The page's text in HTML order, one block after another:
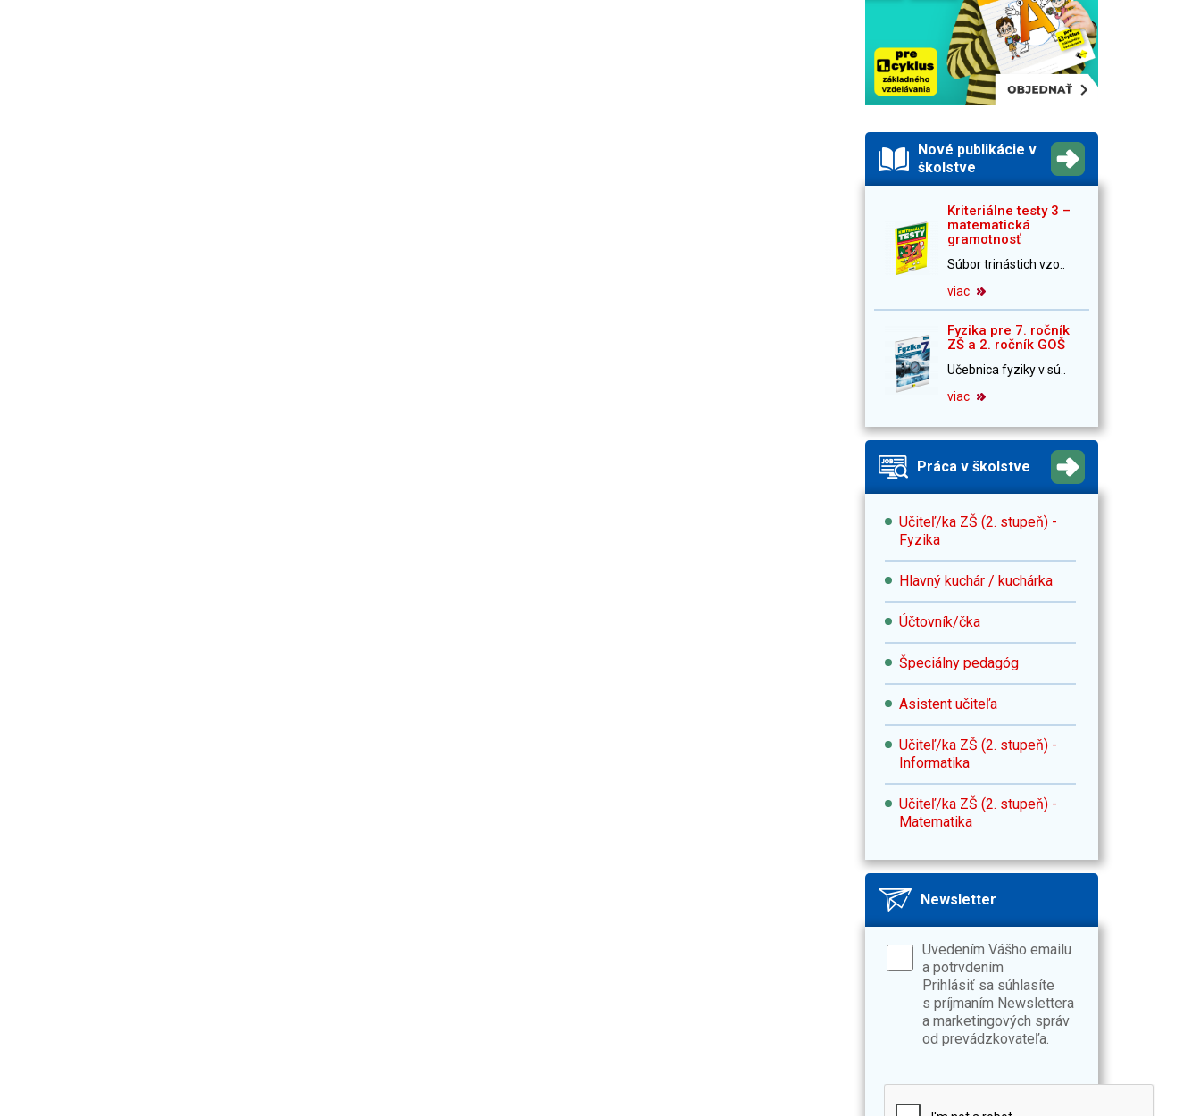
Nové publikácie v
školstve
Kriteriálne testy 3 –
matematická
gramotnosť
Súbor trinástich vzo..
viac
Fyzika pre 7. ročník
ZŠ a 2. ročník GOŠ
Učebnica fyziky v sú..
viac
Práca v školstve
Učiteľ/ka ZŠ (2. stupeň) -
Fyzika
Hlavný kuchár / kuchárka
Účtovník/čka
Špeciálny pedagóg
Asistent učiteľa
Učiteľ/ka ZŠ (2. stupeň) -
Informatika
Učiteľ/ka ZŠ (2. stupeň) -
Matematika
Newsletter
Uvedením Vášho emailu
a potrvdením
Prihlásiť sa súhlasíte
s príjmaním Newslettera
a marketingových správ
od prevádzkovateľa.